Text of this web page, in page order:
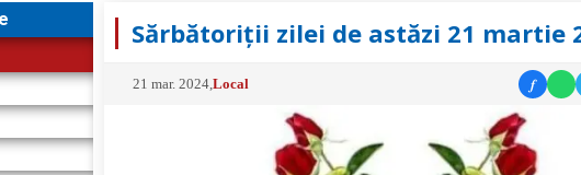
Sărbătoriții zilei de astăzi 21 martie
21 mar. 2024 ,Local f